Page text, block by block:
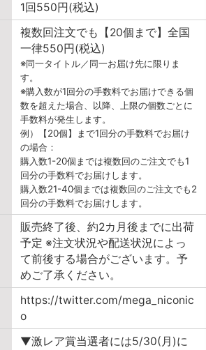
1回550円(税込)
複数回注文でも【20個まで】全国
一律550円(税込)
※同一タイトル／同一お届け先に限りま
す。
※購入数が1回分の手数料でお届けできる個
数を超えた場合、以降、上限の個数ごとに
手数料が発生します。
例）【20個】まで1回分の手数料でお届け
の場合：
購入数1-20個までは複数回のご注文でも1
回分の手数料でお届けします。
購入数21-40個までは複数回のご注文でも2
回分の手数料でお届けします。
販売終了後、約2カ月後までに出荷
予定 ※注文状況や配送状況によっ
て前後する場合がございます。予
めご了承ください。
https://twitter.com/mega_niconic
o
▼激レア賞当選者には5/30(月)に